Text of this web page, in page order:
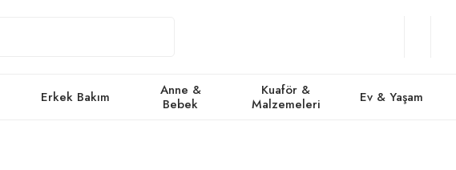
Erkek Bakım
Anne &
Bebek
Kuaför &
Malzemeleri
Ev & Yaşam